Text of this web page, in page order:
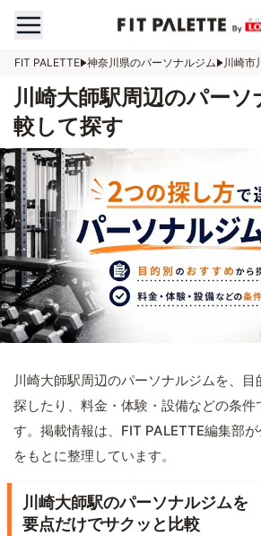
FIT PALETTE 神奈川県のパーソナルジム 川崎市
川崎大師駅周辺のパー
較して探す
川崎大師駅周辺のパーソナルジムを、目
探したり、料金・体験・設備などの条件
す。掲載情報は、FIT PALETTE編集部
をもとに整理しています。
川崎大師駅のパーソナルジムを
要点だけでサクッと比較